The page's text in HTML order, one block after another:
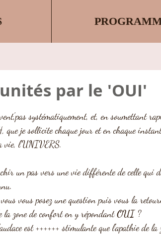
par le 'OUI'
systématiquement, et, en soumettant
je sollicite chaque jour et en chaque
vie, l'UNIVERS.
un pas vers une vie différente de celle qui
vous posez une question puis vous la
zone de confort en y répondant OUI ?